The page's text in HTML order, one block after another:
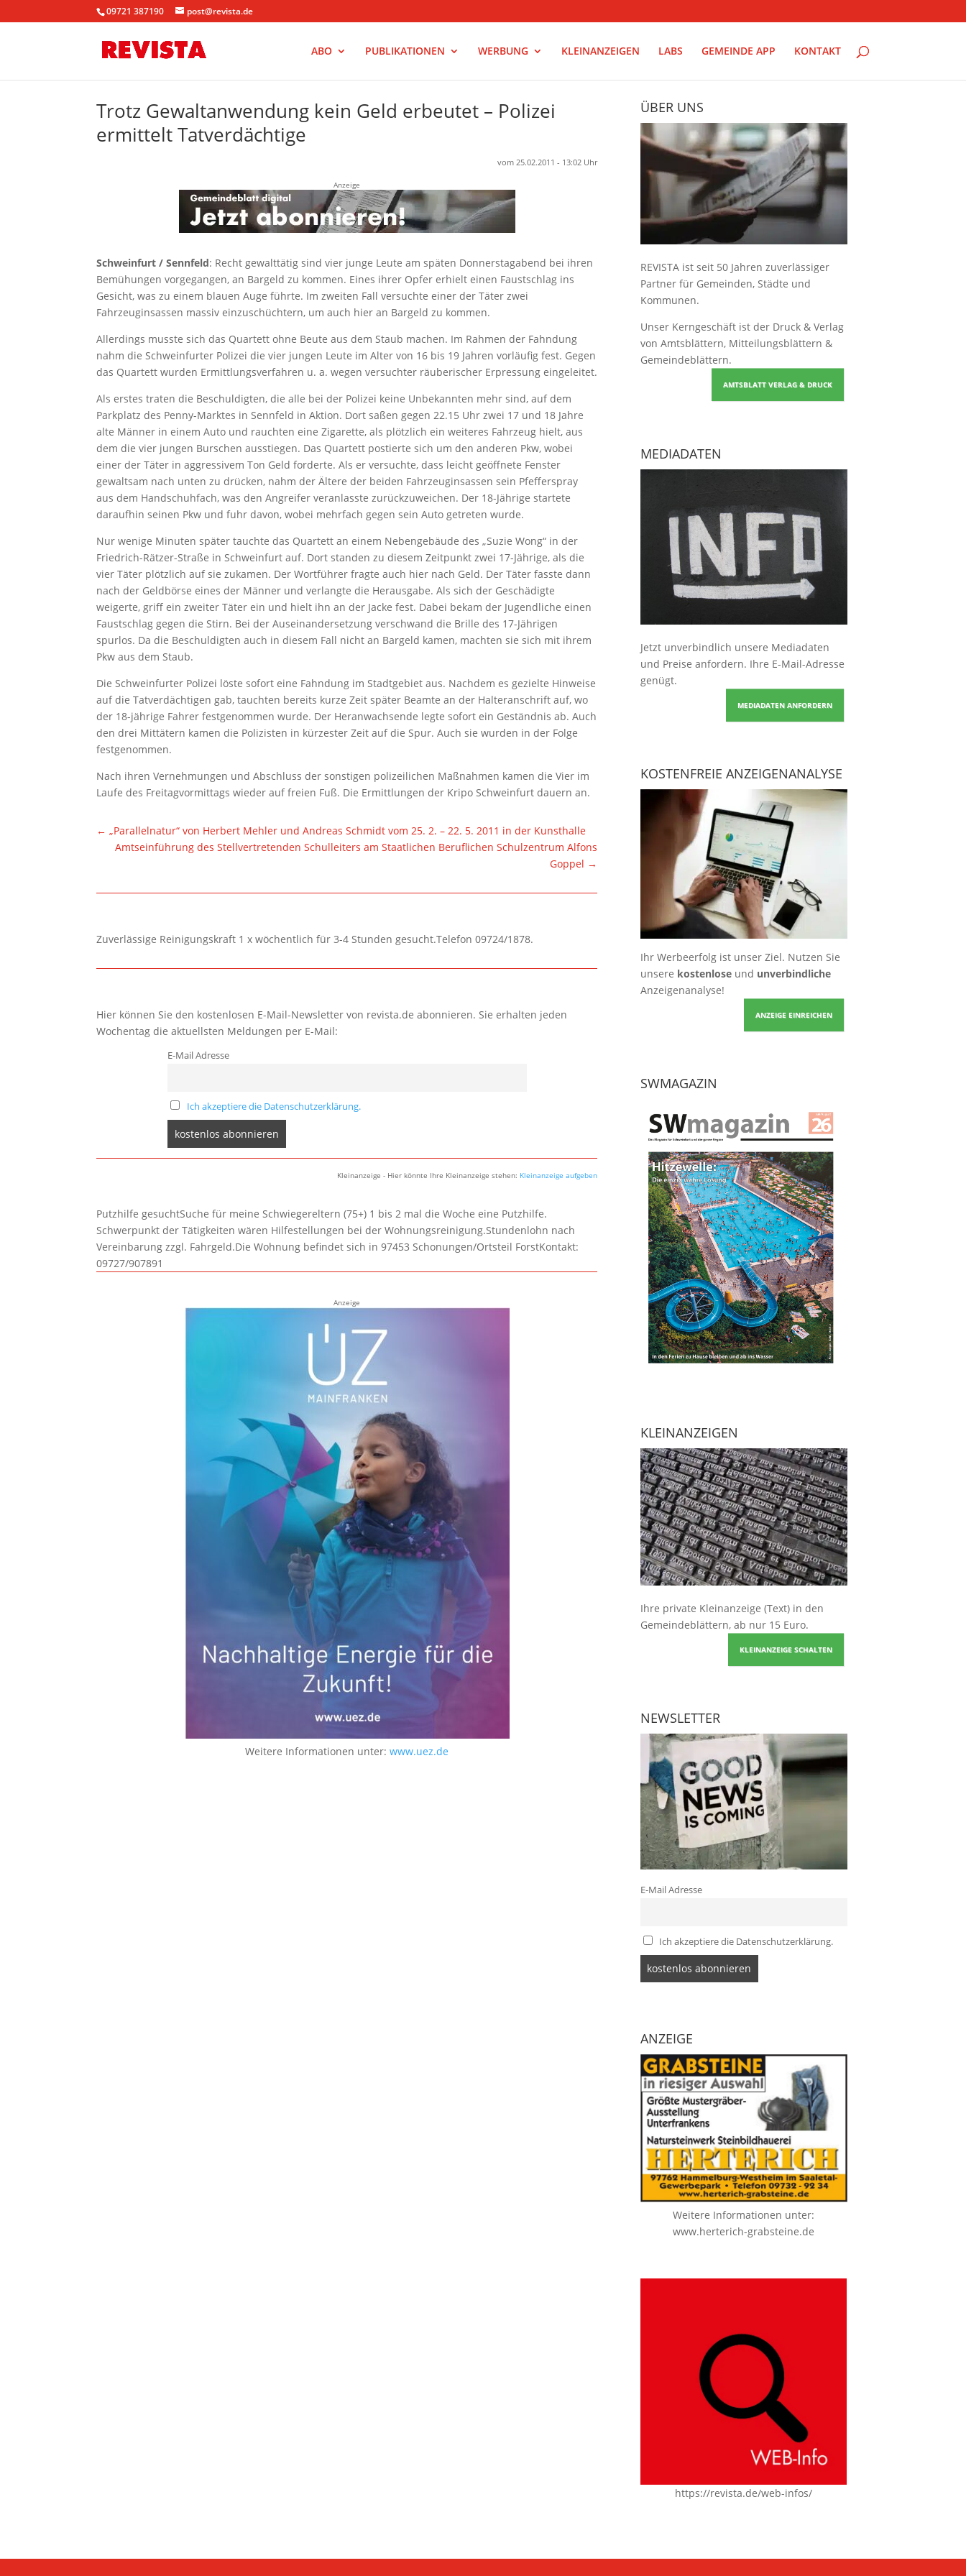
09721 387190 post@revista.de
ABO PUBLIKATIONEN WERBUNG KLEINANZEIGEN LABS GEMEINDE APP KONTAKT
Trotz Gewaltanwendung kein Geld erbeutet – Polizei
ermittelt Tatverdächtige
vom 25.02.2011 - 13:02 Uhr
Anzeige
Schweinfurt / Sennfeld: Recht gewalttätig sind vier junge Leute am späten Donnerstagabend bei ihren
Bemühungen vorgegangen, an Bargeld zu kommen. Eines ihrer Opfer erhielt einen Faustschlag ins
Gesicht, was zu einem blauen Auge führte. Im zweiten Fall versuchte einer der Täter zwei
Fahrzeuginsassen massiv einzuschüchtern, um auch hier an Bargeld zu kommen.
Allerdings musste sich das Quartett ohne Beute aus dem Staub machen. Im Rahmen der Fahndung
nahm die Schweinfurter Polizei die vier jungen Leute im Alter von 16 bis 19 Jahren vorläufig fest. Gegen
das Quartett wurden Ermittlungsverfahren u. a. wegen versuchter räuberischer Erpressung eingeleitet.
Als erstes traten die Beschuldigten, die alle bei der Polizei keine Unbekannten mehr sind, auf dem
Parkplatz des Penny-Marktes in Sennfeld in Aktion. Dort saßen gegen 22.15 Uhr zwei 17 und 18 Jahre
alte Männer in einem Auto und rauchten eine Zigarette, als plötzlich ein weiteres Fahrzeug hielt, aus
dem die vier jungen Burschen ausstiegen. Das Quartett postierte sich um den anderen Pkw, wobei
einer der Täter in aggressivem Ton Geld forderte. Als er versuchte, dass leicht geöffnete Fenster
gewaltsam nach unten zu drücken, nahm der Ältere der beiden Fahrzeuginsassen sein Pfefferspray
aus dem Handschuhfach, was den Angreifer veranlasste zurückzuweichen. Der 18-Jährige startete
daraufhin seinen Pkw und fuhr davon, wobei mehrfach gegen sein Auto getreten wurde.
Nur wenige Minuten später tauchte das Quartett an einem Nebengebäude des „Suzie Wong“ in der
Friedrich-Rätzer-Straße in Schweinfurt auf. Dort standen zu diesem Zeitpunkt zwei 17-Jährige, als die
vier Täter plötzlich auf sie zukamen. Der Wortführer fragte auch hier nach Geld. Der Täter fasste dann
nach der Geldbörse eines der Männer und verlangte die Herausgabe. Als sich der Geschädigte
weigerte, griff ein zweiter Täter ein und hielt ihn an der Jacke fest. Dabei bekam der Jugendliche einen
Faustschlag gegen die Stirn. Bei der Auseinandersetzung verschwand die Brille des 17-Jährigen
spurlos. Da die Beschuldigten auch in diesem Fall nicht an Bargeld kamen, machten sie sich mit ihrem
Pkw aus dem Staub.
Die Schweinfurter Polizei löste sofort eine Fahndung im Stadtgebiet aus. Nachdem es gezielte Hinweise
auf die Tatverdächtigen gab, tauchten bereits kurze Zeit später Beamte an der Halteranschrift auf, wo
der 18-jährige Fahrer festgenommen wurde. Der Heranwachsende legte sofort ein Geständnis ab. Auch
den drei Mittätern kamen die Polizisten in kürzester Zeit auf die Spur. Auch sie wurden in der Folge
festgenommen.
Nach ihren Vernehmungen und Abschluss der sonstigen polizeilichen Maßnahmen kamen die Vier im
Laufe des Freitagvormittags wieder auf freien Fuß. Die Ermittlungen der Kripo Schweinfurt dauern an.
←„Parallelnatur“ von Herbert Mehler und Andreas Schmidt vom 25. 2. – 22. 5. 2011 in der Kunsthalle
Amtseinführung des Stellvertretenden Schulleiters am Staatlichen Beruflichen Schulzentrum Alfons
Goppel →
Zuverlässige Reinigungskraft 1 x wöchentlich für 3-4 Stunden gesucht.Telefon 09724/1878.
Hier können Sie den kostenlosen E-Mail-Newsletter von revista.de abonnieren. Sie erhalten jeden
Wochentag die aktuellsten Meldungen per E-Mail:
E-Mail Adresse
Ich akzeptiere die Datenschutzerklärung.
Kleinanzeige - Hier könnte Ihre Kleinanzeige stehen: Kleinanzeige aufgeben
Putzhilfe gesuchtSuche für meine Schwiegereltern (75+) 1 bis 2 mal die Woche eine Putzhilfe.
Schwerpunkt der Tätigkeiten wären Hilfestellungen bei der Wohnungsreinigung.Stundenlohn nach
Vereinbarung zzgl. Fahrgeld.Die Wohnung befindet sich in 97453 Schonungen/Ortsteil ForstKontakt:
09727/907891
Anzeige
Weitere Informationen unter:www.uez.de
ÜBER UNS
REVISTA ist seit 50 Jahren zuverlässiger
Partner für Gemeinden, Städte und
Kommunen.
Unser Kerngeschäft ist der Druck & Verlag
von Amtsblättern, Mitteilungsblättern &
Gemeindeblättern.
AMTSBLATT VERLAG & DRUCK
MEDIADATEN
Jetzt unverbindlich unsere Mediadaten
und Preise anfordern. Ihre E-Mail-Adresse
genügt.
MEDIADATEN ANFORDERN
KOSTENFREIE ANZEIGENANALYSE
Ihr Werbeerfolg ist unser Ziel. Nutzen Sie
unsere kostenloseund unverbindliche
Anzeigenanalyse!
ANZEIGE EINREICHEN
SWMAGAZIN
KLEINANZEIGEN
Ihre private Kleinanzeige (Text) in den
Gemeindeblättern, ab nur 15 Euro.
KLEINANZEIGE SCHALTEN
NEWSLETTER
E-Mail Adresse
Ich akzeptiere die Datenschutzerklärung.
ANZEIGE
Weitere Informationen unter:
www.herterich-grabsteine.de
https://revista.de/web-infos/